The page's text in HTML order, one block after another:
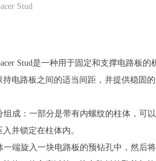
Stud
Stud是一种用于固定和支撑电路板
电路板之间的适当间距，并提供稳固的
成：一部分是带有内螺纹的柱体，可
并锁定在柱体内。
端旋入一块电路板的预钻孔中，然后